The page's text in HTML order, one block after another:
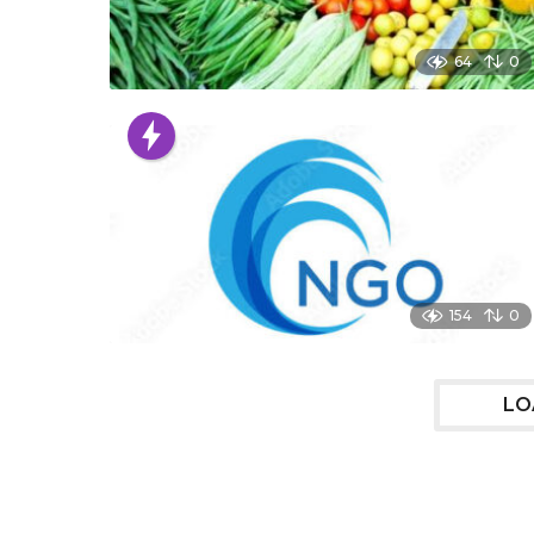
64 0
154 0